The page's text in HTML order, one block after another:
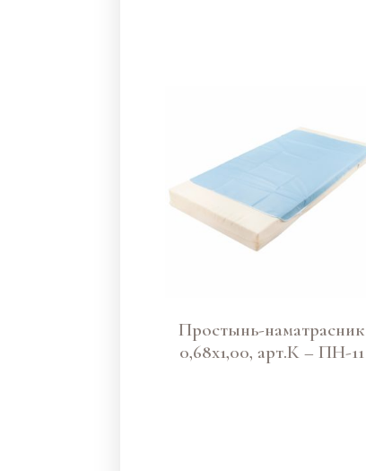
Простынь-наматрасник
0,68х1,00, арт.К – ПН-11